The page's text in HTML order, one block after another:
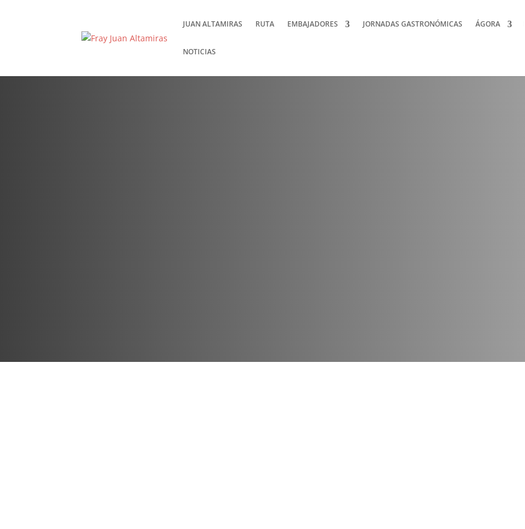
JUAN ALTAMIRAS RUTA EMBAJADORES JORNADAS GASTRONÓMICAS ÁGORA
NOTICIAS